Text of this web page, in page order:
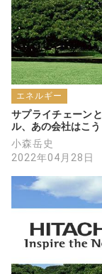
エネルギー
サプライチェーン
ル、あの会社はこ
小森岳史
2022年04月28日